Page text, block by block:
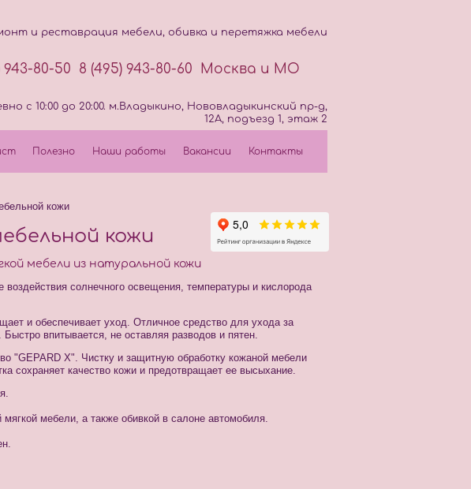
и реставрация мебели, обивка и перетяжка мебели
943-80-50 8 (495) 943-80-60 Москва и МО
с 10:00 до 20:00. м.Владыкино, Нововладыкинский пр-д,
12А, подъезд 1, этаж 2
Полезно Наши работы Вакансии Контакты
кожи
кожи
мебели из натуральной кожи
солнечного освещения, температуры и кислорода
и обеспечивает уход. Отличное средство для ухода за
впитывается, не оставляя разводов и пятен.
"GEPARD X". Чистку и защитную обработку кожаной мебели
сохраняет качество кожи и предотвращает ее высыхание.
мебели, а также обивкой в салоне автомобиля.